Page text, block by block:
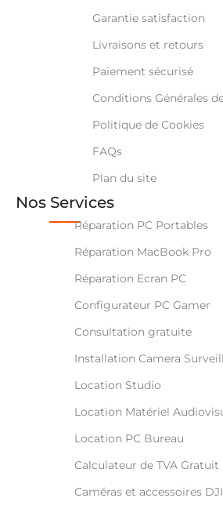
Garantie satisfaction
Livraisons et retours
Paiement sécurisé
Conditions Générales
Politique de Cookies
FAQs
Plan du site
Nos Services
Réparation PC Portables
Réparation MacBook Pro
Réparation Ecran PC
Configurateur PC Gamer
Consultation gratuite
Installation Camera
Location Studio
Location Matériel
Location PC Bureau
Calculateur de TVA Gratuit
Caméras et accessoires